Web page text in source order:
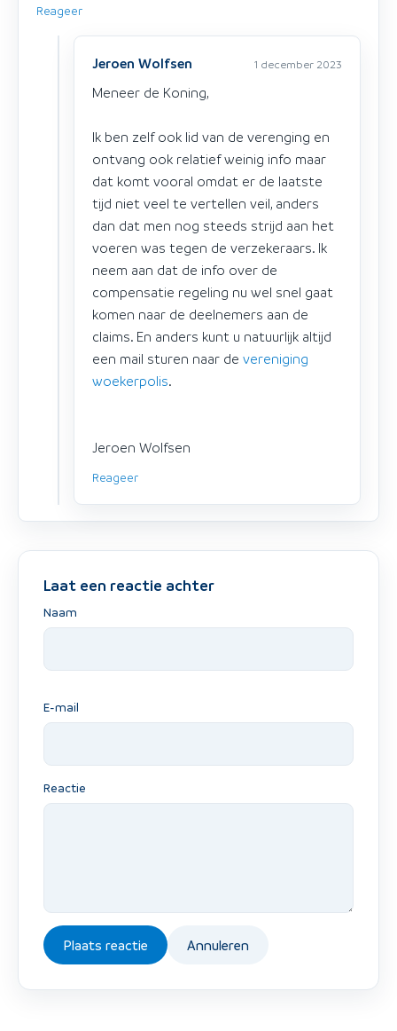
Reageer
Jeroen Wolfsen 1 december 2023
Meneer de Koning,
Ik ben zelf ook lid van de verenging en
ontvang ook relatief weinig info maar
dat komt vooral omdat er de laatste
tijd niet veel te vertellen veil, anders
dan dat men nog steeds strijd aan het
voeren was tegen de verzekeraars. Ik
neem aan dat de info over de
compensatie regeling nu wel snel gaat
komen naar de deelnemers aan de
claims. En anders kunt u natuurlijk altijd
een mail sturen naar de vereniging
woekerpolis.
Jeroen Wolfsen
Reageer
Laat een reactie achter
Naam
E-mail
Reactie
Plaats reactie Annuleren